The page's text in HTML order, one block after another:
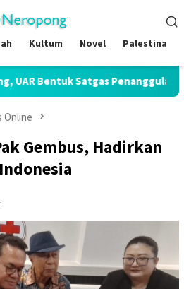
Kultum Novel Palestina
Penanggulangan Bencana
Online
Gembus, Hadirkan